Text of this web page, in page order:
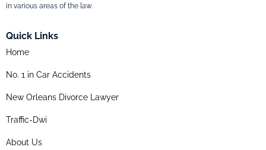
in various areas of the law.
Quick Links
Home
No. 1 in Car Accidents
New Orleans Divorce Lawyer
Traffic-Dwi
About Us